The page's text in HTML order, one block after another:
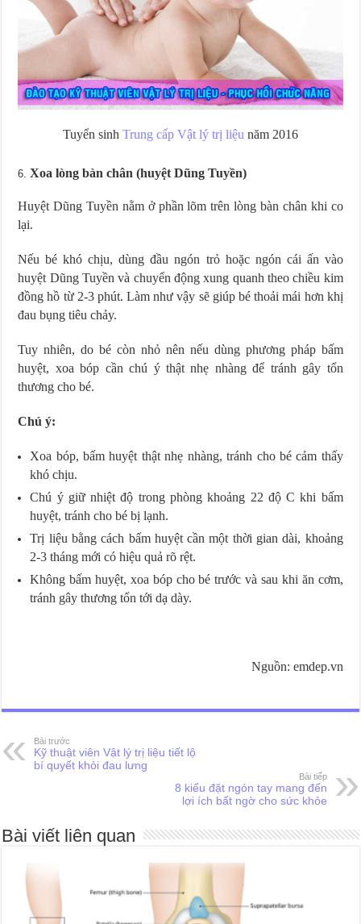
Tuyển sinh Trung cấp Vật lý trị liệu năm 2016
Xoa lòng bàn chân (huyệt Dũng Tuyền)
Huyệt Dũng Tuyền nằm ở phần lõm trên lòng bàn chân khi co
lại.
Nếu bé khó chịu, dùng đầu ngón trỏ hoặc ngón cái ấn vào
huyệt Dũng Tuyền và chuyển động xung quanh theo chiều kim
đồng hồ từ 2-3 phút. Làm như vậy sẽ giúp bé thoải mái hơn khị
đau bụng tiêu chảy.
Tuy nhiên, do bé còn nhỏ nên nếu dùng phương pháp bấm
huyệt, xoa bóp cần chú ý thật nhẹ nhàng để tránh gây tổn
thương cho bé.
Chú ý:
Xoa bóp, bấm huyệt thật nhẹ nhàng, tránh cho bé cảm thấy
khó chịu.
Chú ý giữ nhiệt độ trong phòng khoảng 22 độ C khi bấm
huyệt, tránh cho bé bị lạnh.
Trị liệu bằng cách bấm huyệt cần một thời gian dài, khoảng
2-3 tháng mới có hiệu quả rõ rệt.
Không bấm huyệt, xoa bóp cho bé trước và sau khi ăn cơm,
tránh gây thương tổn tới dạ dày.
Nguồn: emdep.vn
Bài trước
Kỹ thuật viên Vật lý trị liệu tiết lộ
bí quyết khỏi đau lưng
Bài tiếp
8 kiểu đặt ngón tay mang đến
lợi ích bất ngờ cho sức khỏe
Bài viết liên quan